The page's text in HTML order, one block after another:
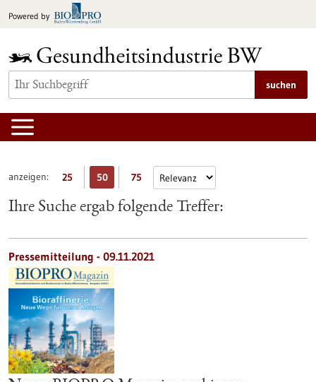
Inhalt
Powered by
suchen
anzeigen: 25 50 75
Ihre Suche ergab folgende Treffer:
Pressemitteilung - 09.11.2021